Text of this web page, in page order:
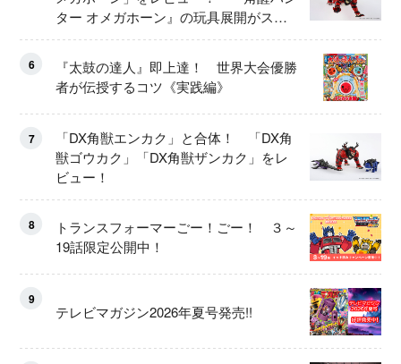
ター オメガホーン』の玩具展開がスタ
ート！
6
『太鼓の達人』即上達！ 世界大会優勝
者が伝授するコツ《実践編》
7
「DX角獣エンカク」と合体！ 「DX角
獣ゴウカク」「DX角獣ザンカク」をレ
ビュー！
8
トランスフォーマーごー！ごー！ ３～
19話限定公開中！
9
テレビマガジン2026年夏号発売!!